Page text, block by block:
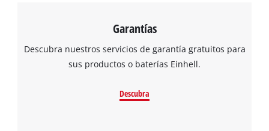
Garantías
Descubra nuestros servicios de garantía gratuitos para
sus productos o baterías Einhell.
Descubra